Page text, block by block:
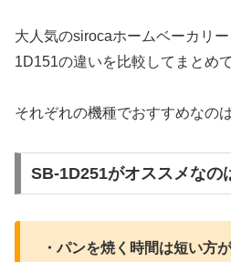
大人気のsirocaホームベーカリ
1D151の違いを比較してまとめ
それぞれの機種でおすすめなの
SB-1D251がオススメなの
・パンを焼く時間は短い方が